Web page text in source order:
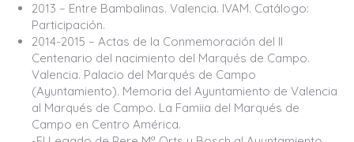
2013 – Entre Bambalinas. Valencia. IVAM. Catálogo:
Participación.
2014-2015 – Actas de la Conmemoración del II
Centenario del nacimiento del Marqués de Campo.
Valencia. Palacio del Marqués de Campo
(Ayuntamiento). Memoria del Ayuntamiento de Valencia
al Marqués de Campo. La Famiia del Marqués de
Campo en Centro América.